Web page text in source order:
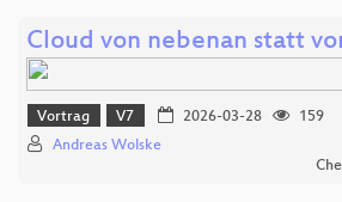
Cloud von nebenan statt
Vortrag V7 2026-03-28
159
Andreas Wolske